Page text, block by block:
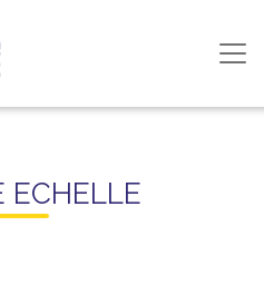
ECHELLE